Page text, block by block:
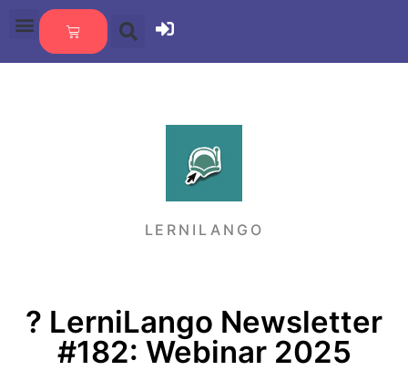
LERNILANGO
?️ LerniLango Newsletter
#182: Webinar 2025